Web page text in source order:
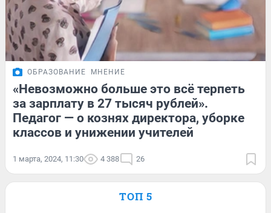
ОБРАЗОВАНИЕ МНЕНИЕ
«Невозможно больше это всё терпеть
за зарплату в 27 тысяч рублей».
Педагог — о кознях директора, уборке
классов и унижении учителей
1 марта, 2024, 11:30 4 388 26
ТОП 5